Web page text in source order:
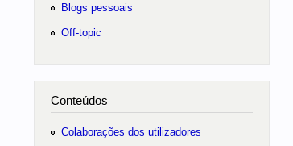
Blogs pessoais
Off-topic
Conteúdos
Colaborações dos utilizadores